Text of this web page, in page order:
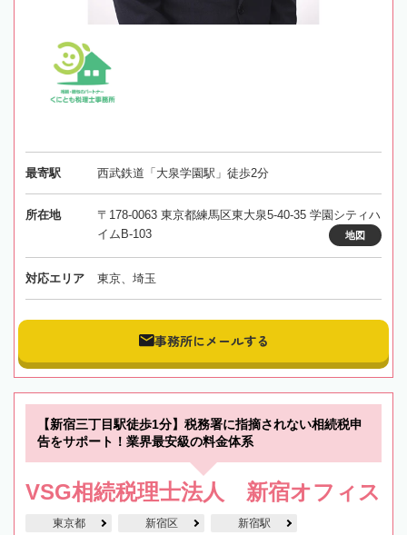
最寄駅 西武鉄道「大泉学園駅」徒歩2分
所在地
〒178-0063 東京都練馬区東大泉5-40-35 学園シティハ
イムB-103
地図
対応エリア 東京、埼玉
事務所にメールする
【新宿三丁目駅徒歩1分】税務署に指摘されない相続税申
告をサポート！業界最安級の料金体系
VSG相続税理士法人 新宿オフィス
東京都 新宿区 新宿駅